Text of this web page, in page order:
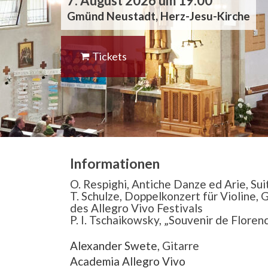
Gmünd Neustadt, Herz-Jesu-Kirche
Tickets
Informationen
O. Respighi, Antiche Danze ed Arie,
T. Schulze, Doppelkonzert für Violine,
des Allegro Vivo Festivals
P. I. Tschaikowsky, „Souvenir de
Alexander Swete, Gitarre
Academia Allegro Vivo